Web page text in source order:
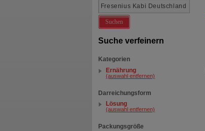
Suchen
Suche verfeinern
Kategorien
Ernährung
(auswahl entfernen)
Darreichungsform
Lösung
(auswahl entfernen)
Packungsgröße